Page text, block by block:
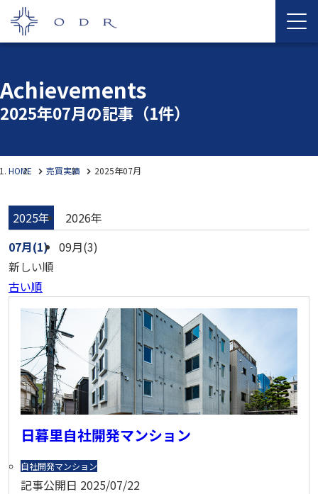
Achievements
2025年07月の記事 （1件）
HOME 売買実績 2025年07月
2025年
2026年
07月(1)
09月(3)
新しい順
古い順
日暮里自社開発マンション
自社開発マンション
記事公開日 2025/07/22